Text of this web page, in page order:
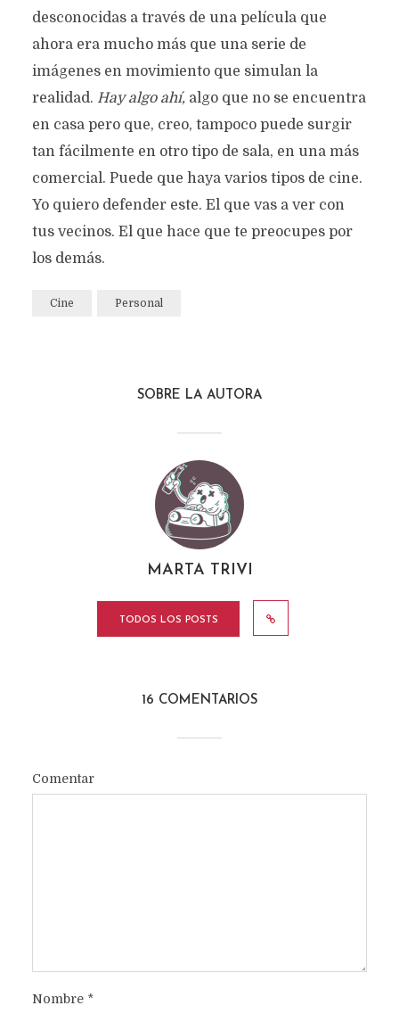
desconocidas a través de una película que
ahora era mucho más que una serie de
imágenes en movimiento que simulan la
realidad. Hay algo ahí, algo que no se encuentra
en casa pero que, creo, tampoco puede surgir
tan fácilmente en otro tipo de sala, en una más
comercial. Puede que haya varios tipos de cine.
Yo quiero defender este. El que vas a ver con
tus vecinos. El que hace que te preocupes por
los demás.
Cine Personal
SOBRE LA AUTORA
MARTA TRIVI
TODOS LOS POSTS
16 COMENTARIOS
Comentar
Nombre *